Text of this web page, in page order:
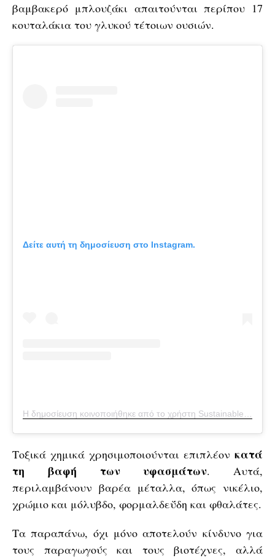
βαμβακερό μπλουζάκι απαιτούνται περίπου 17
κουταλάκια του γλυκού τέτοιων ουσιών.
Δείτε αυτή τη δημοσίευση στο Instagram.
Η δημοσίευση κοινοποιήθηκε από το χρήστη Sustainable Fashion Forum (@thesustainablefashionforum)
Τοξικά χημικά χρησιμοποιούνται επιπλέον κατά
τη βαφή των υφασμάτων. Αυτά,
περιλαμβάνουν βαρέα μέταλλα, όπως νικέλιο,
χρώμιο και μόλυβδο, φορμαλδεΰδη και φθαλάτες.
Τα παραπάνω, όχι μόνο αποτελούν κίνδυνο για
τους παραγωγούς και τους βιοτέχνες, αλλά